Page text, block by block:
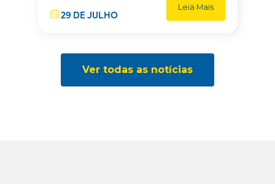
29 DE JULHO
Leia Mais
Ver todas as notícias